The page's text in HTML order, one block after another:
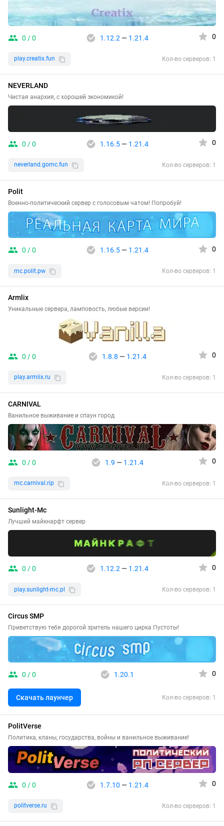
0 / 0 1.12.2 — 1.21.4 0
play.creatix.fun Кол-во серверов: 1
NEVERLAND
Чистая анархия, с хорошей экономикой!
0 / 0 1.16.5— 1.21.4 0
neverland.gomc.fun Кол-во серверов: 1
Polit
Военно-политический сервер с голосовым чатом! Попробуй!
0 / 0 1.16.5— 1.21.4 0
mc.polit.pw Кол-во серверов: 1
Armlix
Уникальные сервера, ламповость, любые версии!
0 / 0 1.8.8 — 1.21.4 0
play.armlix.ru Кол-во серверов: 1
CARNIVAL
Ванильное выживание и спаун город
0 / 0 1.9 — 1.21.4 0
mc.carnival.rip Кол-во серверов: 1
Sunlight-Mc
Лучший майкнарфт сервер
0 / 0 1.12.2 — 1.21.4 0
play.sunlight-mc.pl Кол-во серверов: 1
Circus SMP
Приветствую тебя дорогой зритель нашего цирка Пустоты!
0 / 0 1.20.1 0
Скачать лаунчер Кол-во серверов: 1
PolitVerse
Политика, кланы, государства, войны и ванильное выживание!
0 / 0 1.7.10 — 1.21.4 0
politverse.ru Кол-во серверов: 1